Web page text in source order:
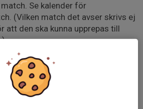
Se kalender för
(Vilken match det avser skrivs ej
att den ska kunna upprepas till
kunna tas ut till match. EJ SVAR
aktiveras anmälan till match